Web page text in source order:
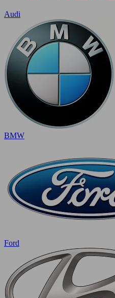
Audi
BMW
Ford